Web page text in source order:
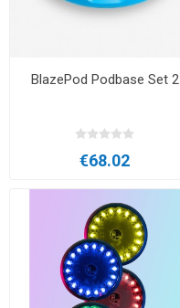
BlazePod Podbase Set 2
€68.02